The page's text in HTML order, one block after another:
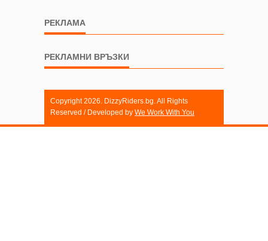
РЕКЛАМА
РЕКЛАМНИ ВРЪЗКИ
Copyright 2026. DizzyRiders.bg. All Rights
Reserved / Developed by We Work With You